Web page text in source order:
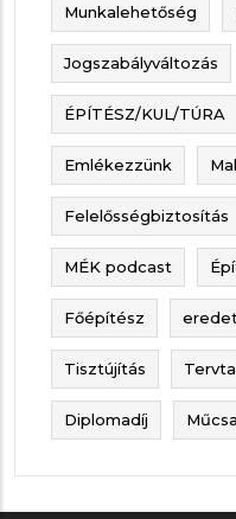
Munkalehetőség
Jogszabályváltozás
ÉPÍTÉSZ/KUL/TÚRA
Emlékezzünk
Felelősségbiztosítás
MÉK podcast
Főépítész
Tisztújítás
Diplomadíj